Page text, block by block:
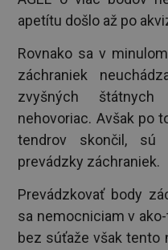
apetítu došlo až po
Rovnako sa v
záchraniek
zvyšných
nehovoriac. Avšak po
tendrov skončil,
prevádzky záchraniek.
Prevádzkovať body
sa nemocniciam v
bez súťaže však tento